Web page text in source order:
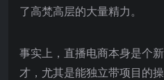
了高梵高层的大量精力。
事实上，直播电商本身是个
才，尤其是能独立带项目的